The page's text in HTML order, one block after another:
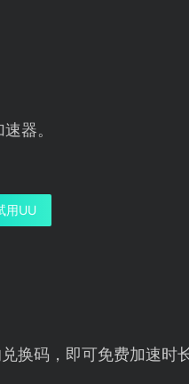
器。
用UU
换码，即可免费加速时